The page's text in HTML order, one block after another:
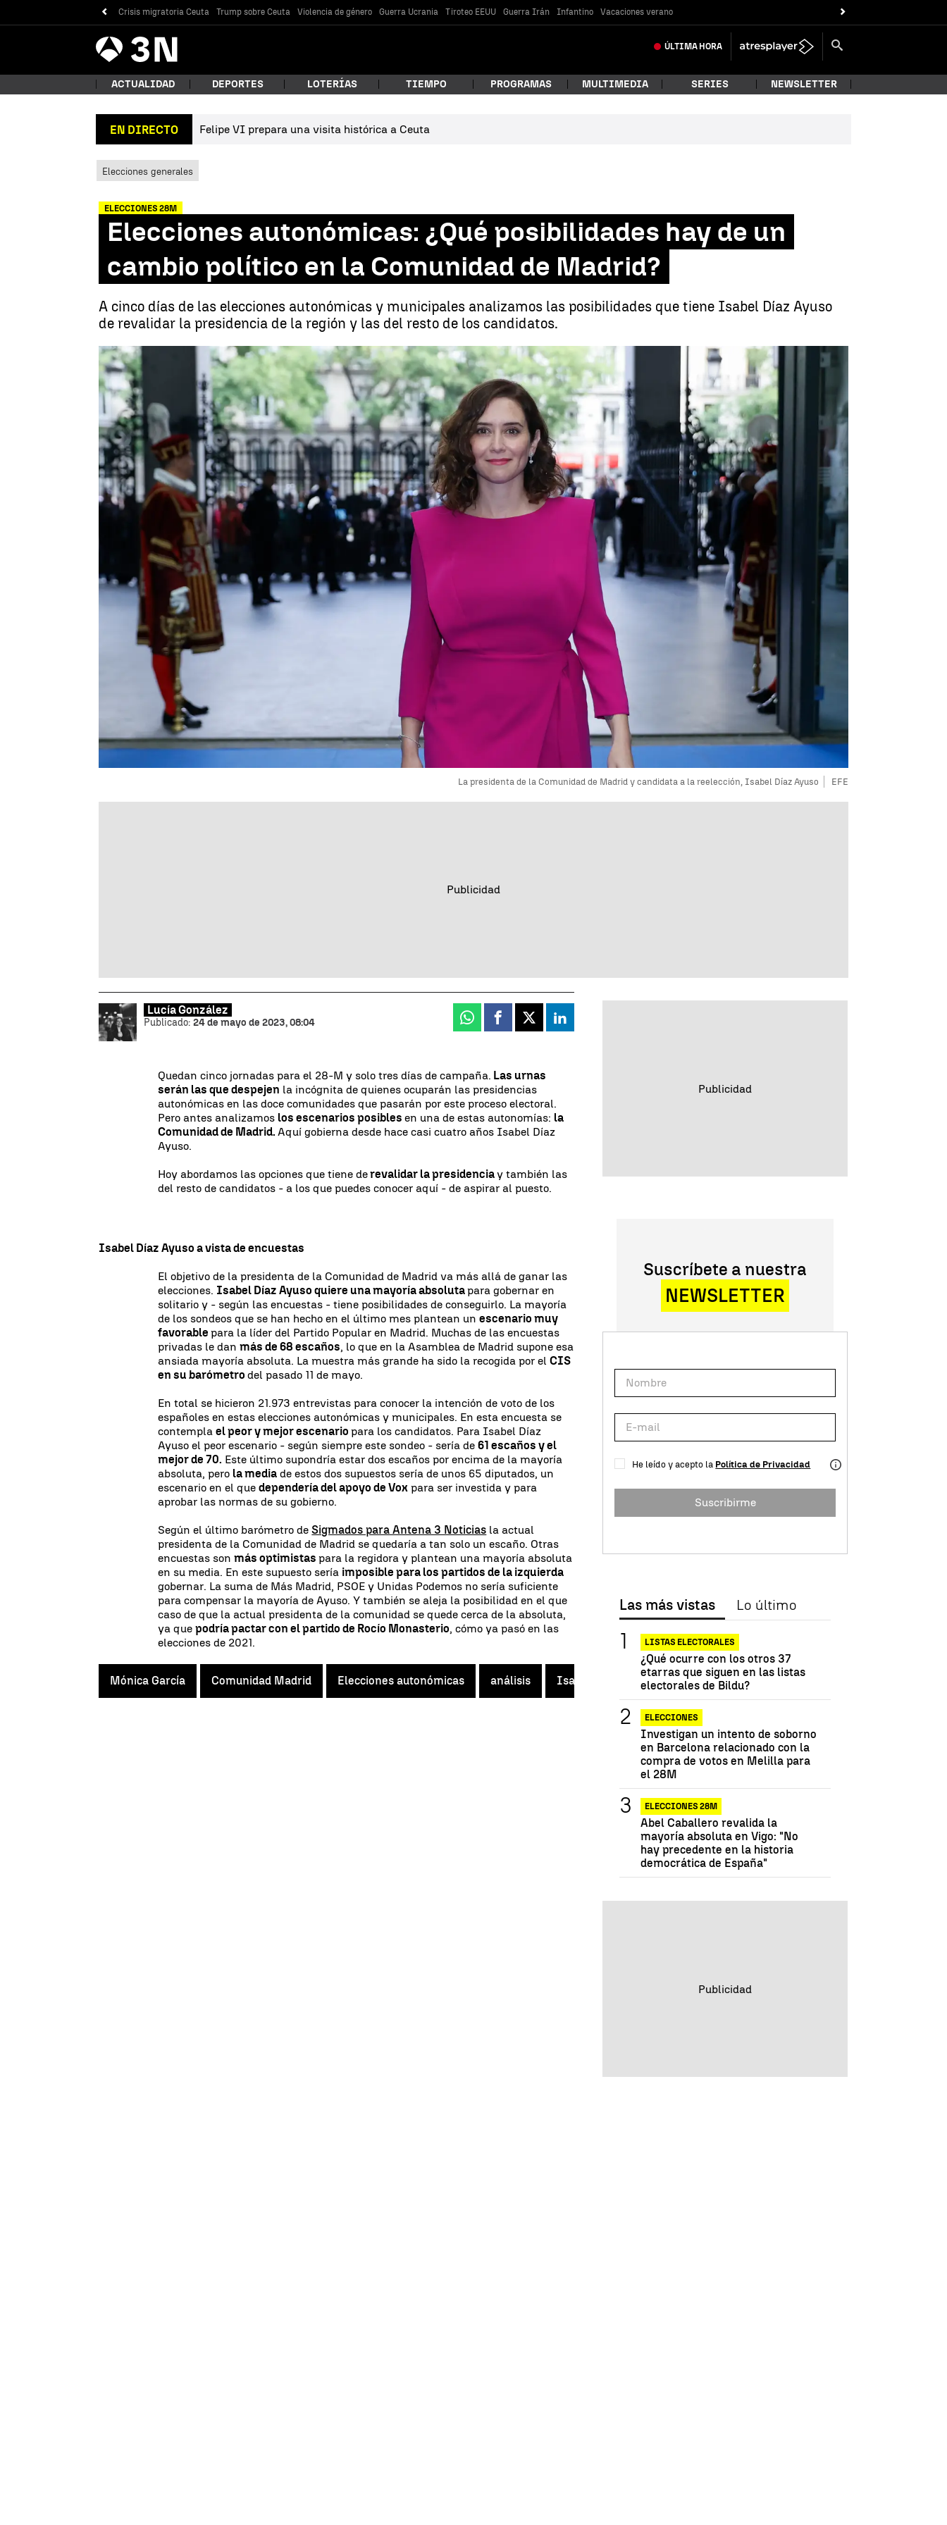
Crisis migratoria Ceuta Trump sobre Ceuta Violencia de género Guerra Ucrania Tiroteo EEUU Guerra Irán Infantino Vacaciones verano
Antena
3 Noticias ÚLTIMA HORA
ACTUALIDAD DEPORTES LOTERÍAS TIEMPO PROGRAMAS MULTIMEDIA SERIES NEWSLETTER
EN DIRECTO Felipe VI prepara una visita histórica a Ceuta
Elecciones generales
ELECCIONES 28M
Elecciones autonómicas: ¿Qué posibilidades hay de un
cambio político en la Comunidad de Madrid?
A cinco días de las elecciones autonómicas y municipales analizamos las posibilidades que tiene Isabel Díaz Ayuso
de revalidar la presidencia de la región y las del resto de los candidatos.
La presidenta de la Comunidad de Madrid y candidata a la reelección, Isabel Díaz Ayuso EFE
Lucía González
Publicado: 24 de mayo de 2023, 08:04 Whatsapp
Facebook
X Linkedin
Quedan cinco jornadas para el 28-M y solo tres días de campaña. Las urnas
serán las que despejen la incógnita de quienes ocuparán las presidencias
autonómicas en las doce comunidades que pasarán por este proceso electoral.
Pero antes analizamos los escenarios posiblesen una de estas autonomías: la
Comunidad de Madrid. Aquí gobierna desde hace casi cuatro años Isabel Díaz
Ayuso.
Hoy abordamos las opciones que tiene derevalidar la presidenciay también las
del resto de candidatos - a los que puedes conocer aquí - de aspirar al puesto.
Isabel Díaz Ayuso a vista de encuestas
El objetivo de la presidenta de la Comunidad de Madrid va más allá de ganar las
elecciones. Isabel Díaz Ayuso quiere una mayoría absolutapara gobernar en
solitario y - según las encuestas - tiene posibilidades de conseguirlo. La mayoría
de los sondeos que se han hecho en el último mes plantean unescenario muy
favorablepara la líder del Partido Popular en Madrid. Muchas de las encuestas
privadas le danmás de 68 escaños, lo que en la Asamblea de Madrid supone esa
ansiada mayoría absoluta. La muestra más grande ha sido la recogida por elCIS
en su barómetrodel pasado 11 de mayo.
En total se hicieron 21.973 entrevistas para conocer la intención de voto de los
españoles en estas elecciones autonómicas y municipales. En esta encuesta se
contemplael peor y mejor escenariopara los candidatos. Para Isabel Díaz
Ayuso el peor escenario - según siempre este sondeo - sería de61 escaños y el
mejor de 70. Este último supondría estar dos escaños por encima de la mayoría
absoluta, pero la media de estos dos supuestos sería de unos 65 diputados, un
escenario en el quedependería del apoyo de Vox para ser investida y para
aprobar las normas de su gobierno.
Según el último barómetro deSigmados para Antena 3 Noticias la actual
presidenta de la Comunidad de Madrid se quedaría a tan solo un escaño. Otras
encuestas sonmás optimistaspara la regidora y plantean una mayoría absoluta
en su media. En este supuesto sería imposible para los partidos de la izquierda
gobernar. La suma de Más Madrid, PSOE y Unidas Podemos no sería suficiente
para compensar la mayoría de Ayuso. Y también se aleja la posibilidad en el que
caso de que la actual presidenta de la comunidad se quede cerca de la absoluta,
ya quepodría pactar con el partido de Rocío Monasterio, cómo ya pasó en las
elecciones de 2021.
Mónica García Comunidad Madrid Elecciones autonómicas análisis Isabel Díaz Ayuso campaña electoral
Suscríbete a nuestra
NEWSLETTER
He leído y acepto la Política de Privacidad
Suscribirme
Las más vistas Lo último
LISTAS ELECTORALES
¿Qué ocurre con los otros 37
etarras que siguen en las listas
electorales de Bildu?
ELECCIONES
Investigan un intento de soborno
en Barcelona relacionado con la
compra de votos en Melilla para
el 28M
ELECCIONES 28M
Abel Caballero revalida la
mayoría absoluta en Vigo: "No
hay precedente en la historia
democrática de España"